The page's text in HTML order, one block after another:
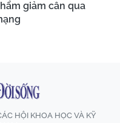
giảm cân qua
HỘI KHOA HỌC VÀ KỸ